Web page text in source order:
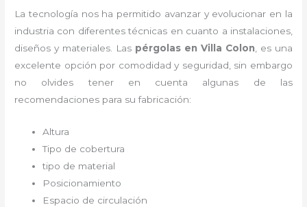
La tecnología nos ha permitido avanzar y evolucionar en la
industria con diferentes técnicas en cuanto a instalaciones,
diseños y materiales. Las pérgolas en Villa Colon , es una
excelente opción por comodidad y seguridad, sin embargo
no olvides tener en cuenta algunas de las
recomendaciones para su fabricación:
Altura
Tipo de cobertura
tipo de material
Posicionamiento
Espacio de circulación